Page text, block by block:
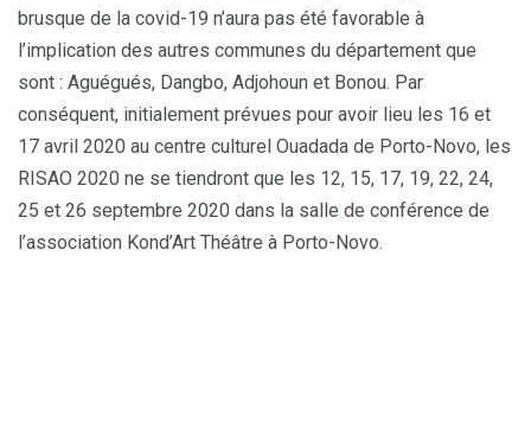
brusque de la covid-19 n’aura pas été favorable à
l’implication des autres communes du département que
sont : Aguégués, Dangbo, Adjohoun et Bonou. Par
conséquent, initialement prévues pour avoir lieu les 16 et
17 avril 2020 au centre culturel Ouadada de Porto-Novo, les
RISAO 2020 ne se tiendront que les 12, 15, 17, 19, 22, 24,
25 et 26 septembre 2020 dans la salle de conférence de
l’association Kond’Art Théâtre à Porto-Novo.